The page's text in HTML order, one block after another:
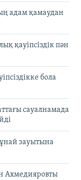
адам қамаудан
қауіпсіздік пән
бола
сауалнамада
зауытына
Ахмедияровты